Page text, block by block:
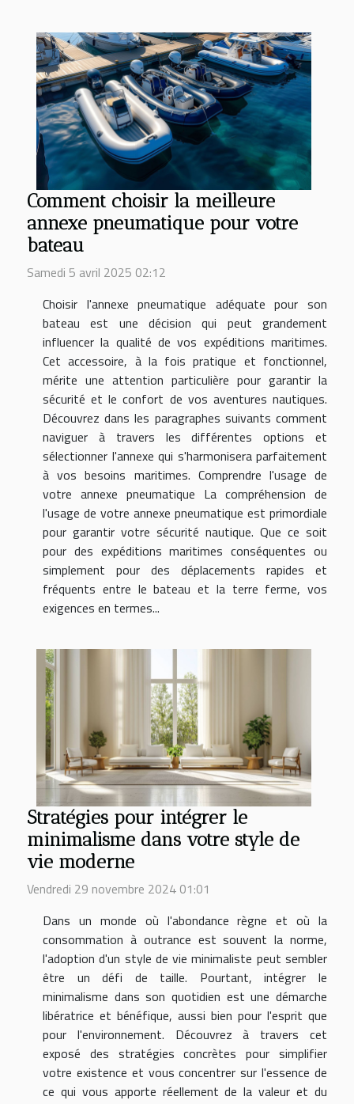
Comment choisir la meilleure
annexe pneumatique pour votre
bateau
Samedi 5 avril 2025 02:12
Choisir l'annexe pneumatique adéquate pour son
bateau est une décision qui peut grandement
influencer la qualité de vos expéditions maritimes.
Cet accessoire, à la fois pratique et fonctionnel,
mérite une attention particulière pour garantir la
sécurité et le confort de vos aventures nautiques.
Découvrez dans les paragraphes suivants comment
naviguer à travers les différentes options et
sélectionner l'annexe qui s'harmonisera parfaitement
à vos besoins maritimes. Comprendre l'usage de
votre annexe pneumatique La compréhension de
l'usage de votre annexe pneumatique est primordiale
pour garantir votre sécurité nautique. Que ce soit
pour des expéditions maritimes conséquentes ou
simplement pour des déplacements rapides et
fréquents entre le bateau et la terre ferme, vos
exigences en termes...
Stratégies pour intégrer le
minimalisme dans votre style de
vie moderne
Vendredi 29 novembre 2024 01:01
Dans un monde où l'abondance règne et où la
consommation à outrance est souvent la norme,
l'adoption d'un style de vie minimaliste peut sembler
être un défi de taille. Pourtant, intégrer le
minimalisme dans son quotidien est une démarche
libératrice et bénéfique, aussi bien pour l'esprit que
pour l'environnement. Découvrez à travers cet
exposé des stratégies concrètes pour simplifier
votre existence et vous concentrer sur l'essence de
ce qui vous apporte réellement de la valeur et du